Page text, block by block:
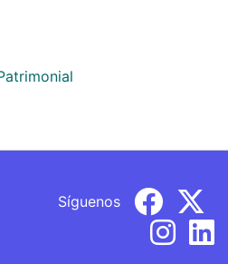
Síguenos